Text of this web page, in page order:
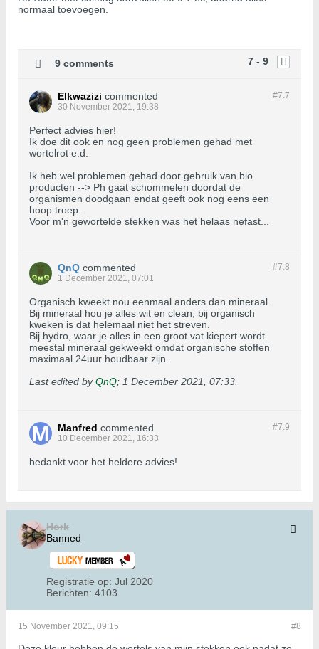
normaal toevoegen.
7 - 9
9 comments
#7.7
Elkwazizi commented
30 November 2021, 19:38
Perfect advies hier!
Ik doe dit ook en nog geen problemen gehad met
wortelrot e.d.
Ik heb wel problemen gehad door gebruik van bio
producten --> Ph gaat schommelen doordat de
organismen doodgaan endat geeft ook nog eens een
hoop troep.
Voor m'n gewortelde stekken was het helaas nefast...
#7.8
QnQ commented
1 December 2021, 07:01
Organisch kweekt nou eenmaal anders dan mineraal.
Bij mineraal hou je alles wit en clean, bij organisch
kweken is dat helemaal niet het streven.
Bij hydro, waar je alles in een groot vat kiepert wordt
meestal mineraal gekweekt omdat organische stoffen
maximaal 24uur houdbaar zijn.
Last edited byQnQ; 1 December 2021, 07:33
#7.9
Manfred commented
10 December 2021, 16:33
bedankt voor het heldere advies!
Hork
Banned
Registratie op: Jul 2020
Berichten: 4103
#8
15 November 2021, 09:15